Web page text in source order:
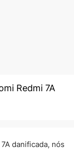
Redmi 7A
era:
danificada, nós